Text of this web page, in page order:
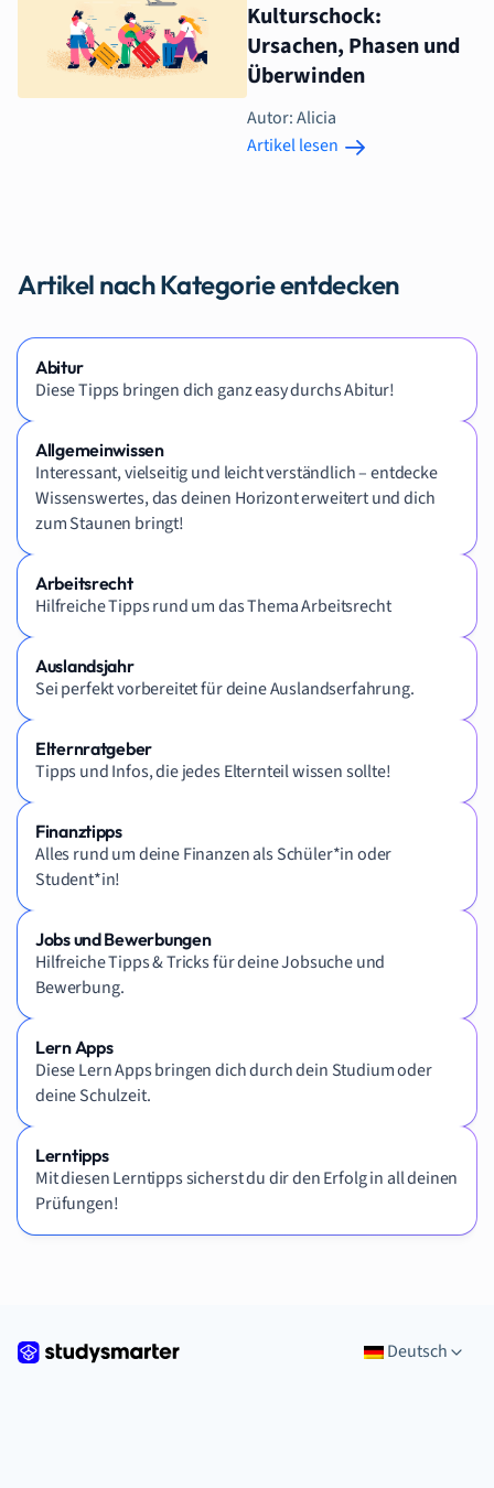
Kulturschock:
Ursachen, Phasen und
Überwinden
Autor: Alicia
Artikel lesen
Artikel nach Kategorie entdecken
Abitur
Diese Tipps bringen dich ganz easy durchs Abitur!
Allgemeinwissen
Interessant, vielseitig und leicht verständlich – entdecke
Wissenswertes, das deinen Horizont erweitert und dich
zum Staunen bringt!
Arbeitsrecht
Hilfreiche Tipps rund um das Thema Arbeitsrecht
Auslandsjahr
Sei perfekt vorbereitet für deine Auslandserfahrung.
Elternratgeber
Tipps und Infos, die jedes Elternteil wissen sollte!
Finanztipps
Alles rund um deine Finanzen als Schüler*in oder
Student*in!
Jobs und Bewerbungen
Hilfreiche Tipps & Tricks für deine Jobsuche und
Bewerbung.
Lern Apps
Diese Lern Apps bringen dich durch dein Studium oder
deine Schulzeit.
Lerntipps
Mit diesen Lerntipps sicherst du dir den Erfolg in all deinen
Prüfungen!
Deutsch